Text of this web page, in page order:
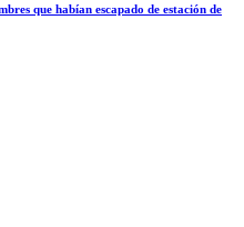
que habían escapado de estación de